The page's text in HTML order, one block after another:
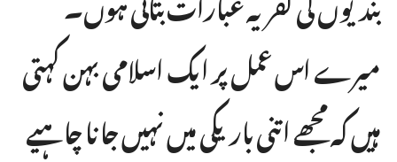
میرے اس عمل پر ایک اسلامی بہن کہتی
ہیں کہ مجھے اتنی باریکی میں نہیں جا نا چاہیے